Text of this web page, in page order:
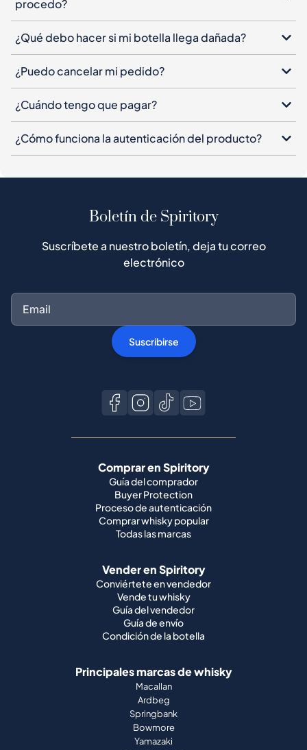
procedo?
¿Qué debo hacer si mi botella llega dañada?
¿Puedo cancelar mi pedido?
¿Cuándo tengo que pagar?
¿Cómo funciona la autenticación del producto?
Boletín de Spiritory
Suscríbete a nuestro boletín, deja tu correo
electrónico
Suscribirse
Comprar en Spiritory
Guía del comprador
Buyer Protection
Proceso de autenticación
Comprar whisky popular
Todas las marcas
Vender en Spiritory
Conviértete en vendedor
Vende tu whisky
Guía del vendedor
Guía de envío
Condición de la botella
Principales marcas de whisky
Macallan
Ardbeg
Springbank
Bowmore
Yamazaki